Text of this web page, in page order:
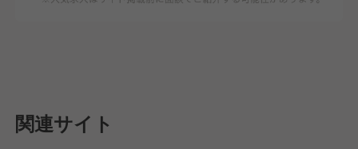
関連サイト